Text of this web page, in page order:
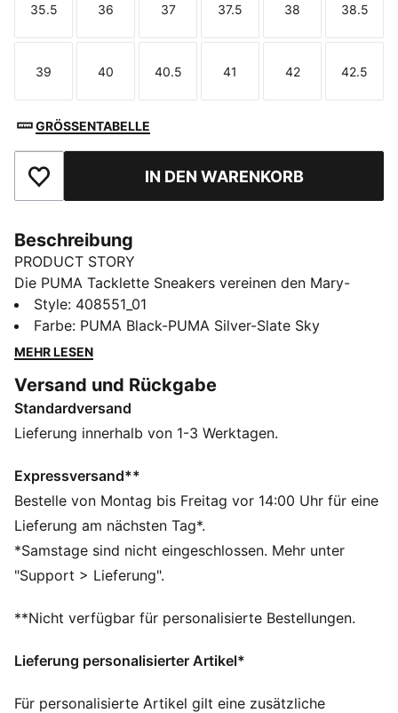
Größe
35.5
Größe
36
Größe
37
Größe
37.5
Größe
38
Größe
38.5
Größe
39
Größe
40
Größe
40.5
Größe
41
Größe
42
Größe
42.5
GRÖSSENTABELLE
Zu Favoriten hinzufügenIN DEN WARENKORB
Beschreibung
PRODUCT STORY
Die PUMA Tacklette Sneakers vereinen den Mary-
Jane-Style mit Fußball-Attitüde, einer flachen
Silhouette und unkompliziertem Tragekomfort. Diese
modernen Mash-up-Sneakers passen perfekt zu
DETAILS
Entworfen für: Lifestyle by PUMA
Breite: Regulär
Absatzart: Flach
SOFTFOAM+ Innensohle mit extra dick gepolstertem
Fersenbereich für bequemes Anziehen
Style: 408551_01
Farbe: PUMA Black-PUMA Silver-Slate Sky
MEHR LESEN
Versand und Rückgabe
Standardversand
Lieferung innerhalb von 1-3 Werktagen.
Expressversand**
Bestelle von Montag bis Freitag vor 14:00 Uhr für eine
Lieferung am nächsten Tag*.
*Samstage sind nicht eingeschlossen. Mehr unter
"Support > Lieferung".
**Nicht verfügbar für personalisierte Bestellungen.
Lieferung personalisierter Artikel*
Für personalisierte Artikel gilt eine zusätzliche